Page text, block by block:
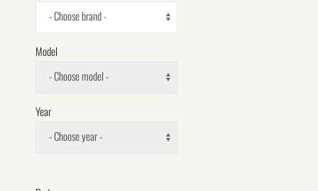
- Choose brand -
Model
- Choose model -
Year
- Choose year -